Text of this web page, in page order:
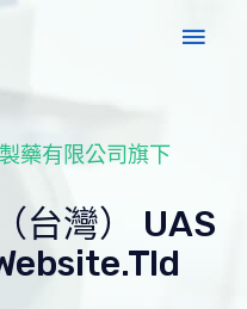
藥有限公司旗下
台灣） UAS